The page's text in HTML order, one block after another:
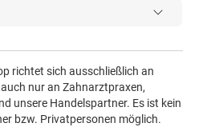
richtet sich ausschließlich an
nur an Zahnarztpraxen,
unsere Handelspartner. Es ist kein
bzw. Privatpersonen möglich.